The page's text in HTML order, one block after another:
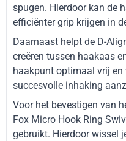
spugen. Hierdoor kan de
efficiënter grip krijgen in
Daarnaast helpt de D-
creëren tussen haakaas
haakpunt optimaal vrij en
succesvolle inhaking
Voor het bevestigen van
Fox Micro Hook Ring
gebruikt. Hierdoor wissel